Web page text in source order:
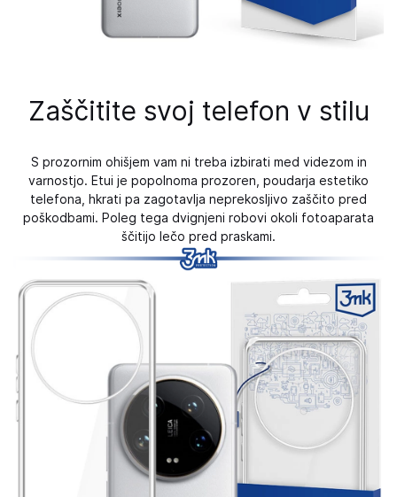
Zaščitite svoj telefon v stilu
S prozornim ohišjem vam ni treba izbirati med videzom in
varnostjo. Etui je popolnoma prozoren, poudarja estetiko
telefona, hkrati pa zagotavlja neprekosljivo zaščito pred
poškodbami. Poleg tega dvignjeni robovi okoli fotoaparata
ščitijo lečo pred praskami.